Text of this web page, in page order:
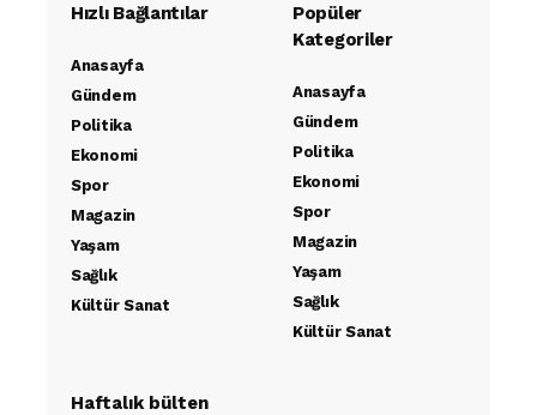
Hızlı Bağlantılar
Anasayfa
Gündem
Politika
Ekonomi
Spor
Magazin
Yaşam
Sağlık
Kültür Sanat
Popüler
Kategoriler
Anasayfa
Gündem
Politika
Ekonomi
Spor
Magazin
Yaşam
Sağlık
Kültür Sanat
Haftalık bülten